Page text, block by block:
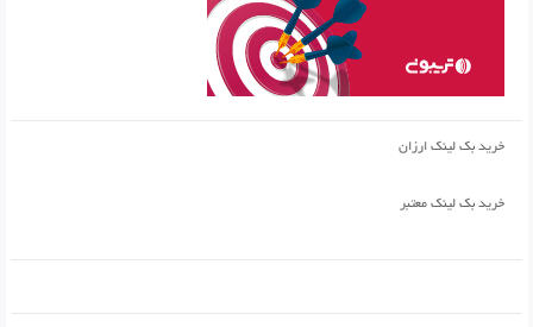
خرید بک لینک ارزان
خرید بک لینک معتبر